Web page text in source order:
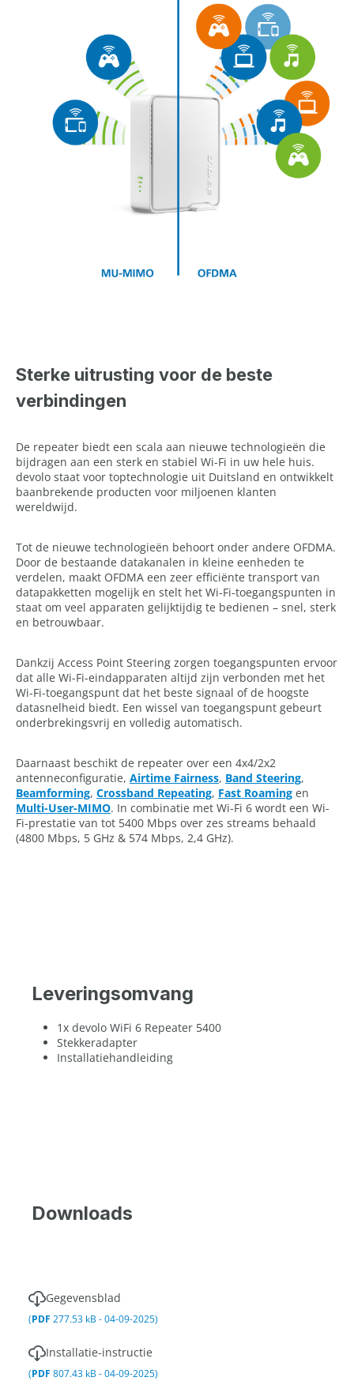
Sterke uitrusting voor de beste
verbindingen
De repeater biedt een scala aan nieuwe technologieën die
bijdragen aan een sterk en stabiel Wi-Fi in uw hele huis.
devolo staat voor toptechnologie uit Duitsland en ontwikkelt
baanbrekende producten voor miljoenen klanten
wereldwijd.
Tot de nieuwe technologieën behoort onder andere OFDMA.
Door de bestaande datakanalen in kleine eenheden te
verdelen, maakt OFDMA een zeer efficiënte transport van
datapakketten mogelijk en stelt het Wi-Fi-toegangspunten in
staat om veel apparaten gelijktijdig te bedienen – snel, sterk
en betrouwbaar.
Dankzij Access Point Steering zorgen toegangspunten ervoor
dat alle Wi-Fi-eindapparaten altijd zijn verbonden met het
Wi-Fi-toegangspunt dat het beste signaal of de hoogste
datasnelheid biedt. Een wissel van toegangspunt gebeurt
onderbrekingsvrij en volledig automatisch.
Daarnaast beschikt de repeater over een 4x4/2x2
antenneconfiguratie, Airtime Fairness, Band Steering,
Beamforming, Crossband Repeating, Fast Roaming en
Multi-User-MIMO. In combinatie met Wi-Fi 6 wordt een Wi-
Fi-prestatie van tot 5400 Mbps over zes streams behaald
(4800 Mbps, 5 GHz & 574 Mbps, 2,4 GHz).
Leveringsomvang
1x devolo WiFi 6 Repeater 5400
Stekkeradapter
Installatiehandleiding
Downloads
Gegevensblad
(PDF 277.53 kB - 04-09-2025)
Installatie-instructie
(PDF 807.43 kB - 04-09-2025)